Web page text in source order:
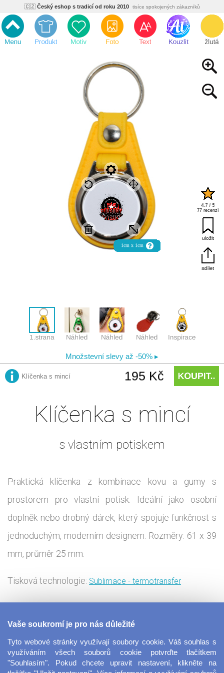
🌿Ekologický a zdravotně nezávadný žádná čína, barvy s certifikáty
💡Inovativní výroba vlastní vývoj, nejnovější technologie
⚡ Rychlé dodání expedujeme do 24h
🏢 Výhodné pro firmy velké množstevní slevy
Český eshop s tradicí od roku 2010 tisíce spokojených zákazníků
Klíčenka s mincí
s vlastním potiskem
Praktická klíčenka z kombinace kovu a gumy s
prostorem pro vlastní potisk. Ideální jako osobní
doplněk nebo drobný dárek, který spojuje funkčnost s
jednoduchým, moderním designem. Rozměry: 61 x 39
mm, průměr 25 mm.
Tisková technologie: Sublimace - termotransfer
barvách. Ať už si ji pověsíš na klíče od auta nebo od
Vaše soukromí je pro nás důležité
Tyto webové stránky využívají soubory cookie. Váš souhlas s
využíváním všech souborů cookie potvrďte tlačítkem
"Souhlasím". Pokud chcete upravit nastavení, klikněte na